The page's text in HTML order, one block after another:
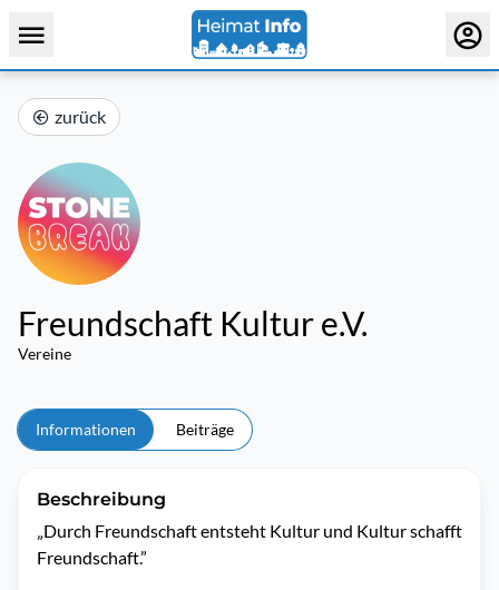
zurück
Freundschaft Kultur e.V.
Vereine
Informationen Beiträge
Beschreibung
„Durch Freundschaft entsteht Kultur und Kultur schafft
Freundschaft.”